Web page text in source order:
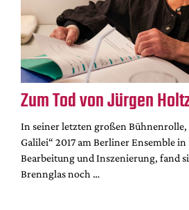
Zum Tod von Jürgen
In seiner letzten großen Bühnenrolle,
Galilei“ 2017 am Berliner Ensemble
Bearbeitung und Inszenierung, fand
Brennglas noch …